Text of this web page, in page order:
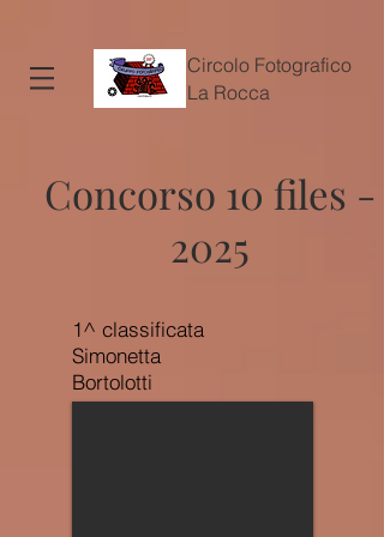
Circolo Fotografico
La Rocca
Concorso 10 files -
2025
1^ classificata
Simonetta
Bortolotti